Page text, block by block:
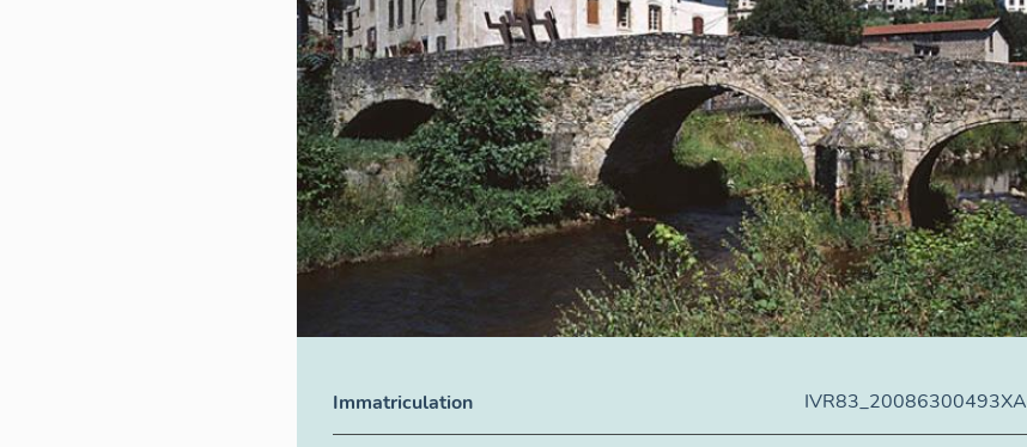
Immatriculation IVR83_20086300493XA